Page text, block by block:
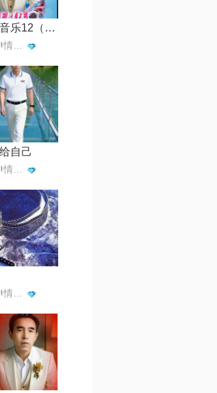
节日喜庆音乐12（咏恒星光主持伴奏）
自己